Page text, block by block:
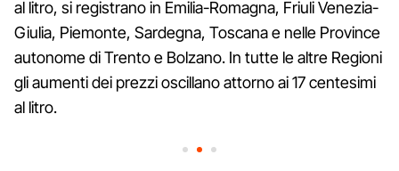
al litro, si registrano in Emilia-Romagna, Friuli Venezia-
Giulia, Piemonte, Sardegna, Toscana e nelle Province
autonome di Trento e Bolzano. In tutte le altre Regioni
gli aumenti dei prezzi oscillano attorno ai 17 centesimi
al litro.